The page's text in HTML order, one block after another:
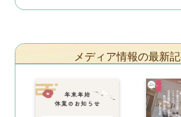
メディア情報の最新